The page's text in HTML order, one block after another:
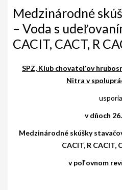
AKO BYT ČLENOM
OZNAMY / NEWS
DEUTSCH DRAHTHAAR
ŠTANDARD
CHOVNÉ SUKY
Medzinárodné
– Voda s
CACIT, CACT, R
SPZ, Klub chovateľov
Nitra v
v dňoch
Medzinárodné skúšky
CACIT, R CACIT,
v poľovnom